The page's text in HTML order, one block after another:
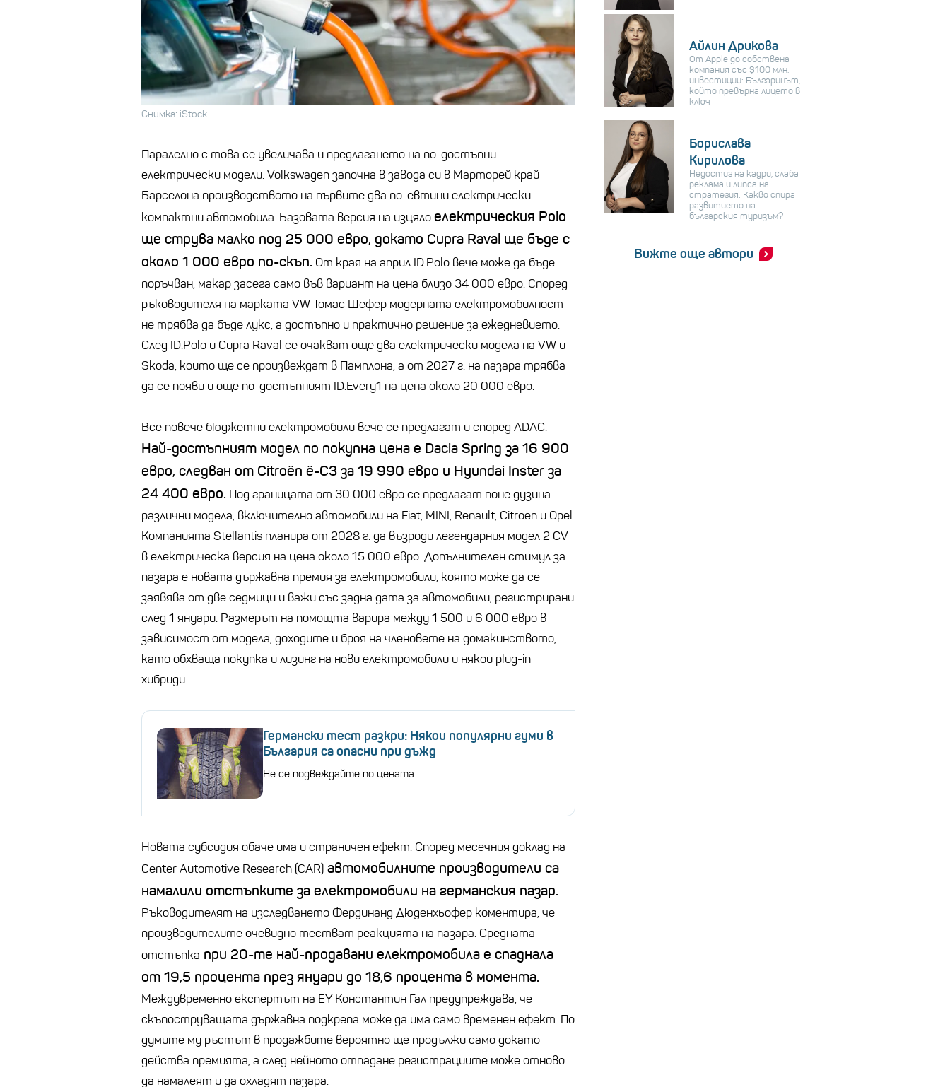
Снимка: iStock
Паралелно с това се увеличава и предлагането на по-достъпни
електрически модели. Volkswagen започна в завода си в Марторей край
Барселона производството на първите два по-евтини електрически
компактни автомобила. Базовата версия на изцялоелектрическия Polo
ще струва малко под 25 000 евро, докато Cupra Raval ще бъде с
около 1 000 евро по-скъп. От края на април ID.Polo вече може да бъде
поръчван, макар засега само във вариант на цена близо 34 000 евро. Според
ръководителя на марката VW Томас Шефер модерната електромобилност
не трябва да бъде лукс, а достъпно и практично решение за ежедневието.
След ID.Polo и Cupra Raval се очакват още два електрически модела на VW и
Skoda, които ще се произвеждат в Памплона, а от 2027 г. на пазара трябва
да се появи и още по-достъпният ID.Every1 на цена около 20 000 евро.
Все повече бюджетни електромобили вече се предлагат и според ADAC.
Най-достъпният модел по покупна цена е Dacia Spring за 16 900
евро, следван от Citroën ë-C3 за 19 990 евро и Hyundai Inster за
24 400 евро. Под границата от 30 000 евро се предлагат поне дузина
различни модела, включително автомобили на Fiat, MINI, Renault, Citroën и Opel.
Компанията Stellantis планира от 2028 г. да възроди легендарния модел 2 CV
в електрическа версия на цена около 15 000 евро. Допълнителен стимул за
пазара е новата държавна премия за електромобили, която може да се
заявява от две седмици и важи със задна дата за автомобили, регистрирани
след 1 януари. Размерът на помощта варира между 1 500 и 6 000 евро в
зависимост от модела, доходите и броя на членовете на домакинството,
като обхваща покупка и лизинг на нови електромобили и някои plug-in
хибриди.
Германски тест разкри: Някои популярни гуми в
България са опасни при дъжд
Не се подвеждайте по цената
Новата субсидия обаче има и страничен ефект. Според месечния доклад на
Center Automotive Research (CAR) автомобилните производители са
намалили отстъпките за електромобили на германския пазар.
Ръководителят на изследването Фердинанд Дюденхьофер коментира, че
производителите очевидно тестват реакцията на пазара. Средната
отстъпка при 20-те най-продавани електромобила е спаднала
от 19,5 процента през януари до 18,6 процента в момента.
Междувременно експертът на EY Константин Гал предупреждава, че
скъпоструващата държавна подкрепа може да има само временен ефект. По
думите му ръстът в продажбите вероятно ще продължи само докато
действа премията, а след нейното отпадане регистрациите може отново
да намалеят и да охладят пазара.
Айлин Дрикова
От Apple до собствена
компания със $100 млн.
инвестиции: Българинът,
който превърна лицето в
ключ
Борислава
Кирилова
Недостиг на кадри, слаба
реклама и липса на
стратегия: Какво спира
развитието на
българския туризъм?
Вижте още автори